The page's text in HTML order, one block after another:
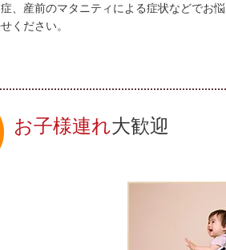
、産前のマタニティによる症状などでお悩
ください。
お子様連れ大歓迎